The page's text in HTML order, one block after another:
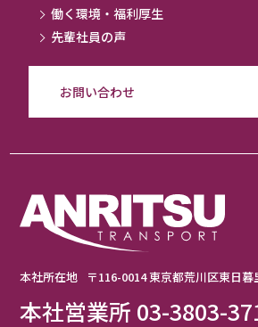
働く環境・福利厚生
先輩社員の声
お問い合わせ
本社所在地 〒116-0014 東京都荒川区東日
本社営業所 03-3803-